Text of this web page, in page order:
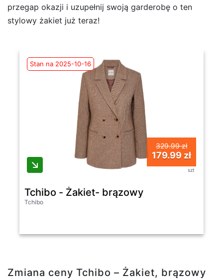
przegap okazji i uzupełnij swoją garderobę o ten
stylowy żakiet już teraz!
Stan na 2025-10-16
329.99 zł
179.99 zł
szt
Tchibo - Żakiet- brązowy
Tchibo
Zmiana ceny Tchibo – Żakiet, brązowy